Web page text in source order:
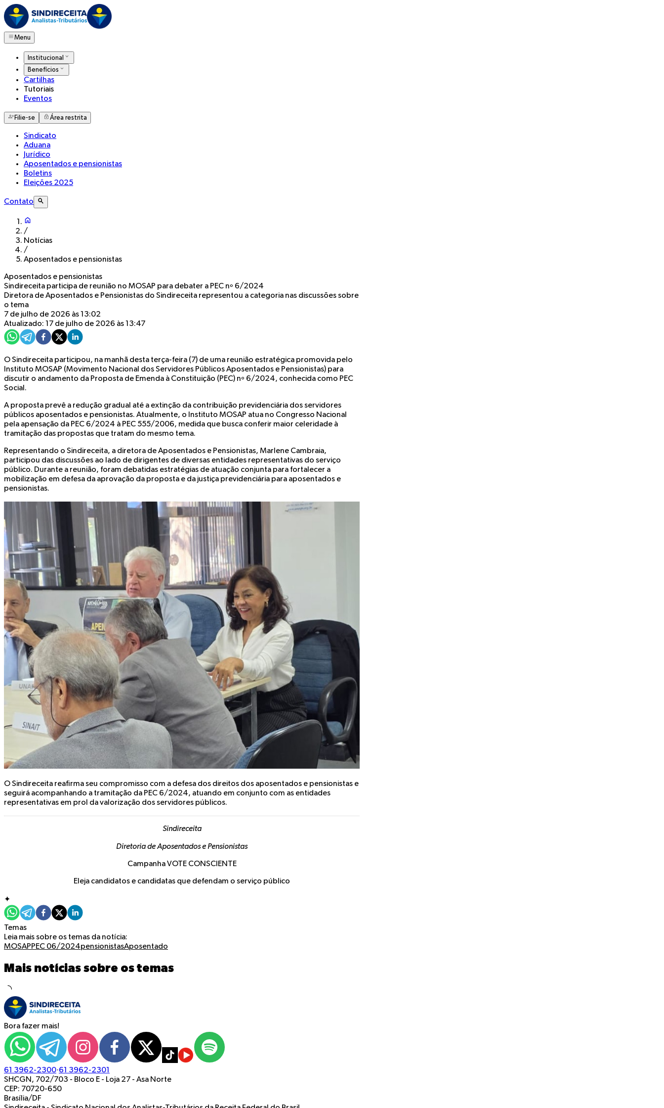
Menu
Institucional
Benefícios
Cartilhas
Tutoriais
Eventos
Filie-se Área restrita
Sindicato
Aduana
Jurídico
Aposentados e pensionistas
Boletins
Eleições 2025
Contato
/
Notícias
/
Aposentados e pensionistas
Aposentados e pensionistas
Sindireceita participa de reunião no MOSAP para debater a PEC nº 6/2024
Diretora de Aposentados e Pensionistas do Sindireceita representou a categoria nas discussões sobre
o tema
7 de julho de 2026 às 13:02
Atualizado: 17 de julho de 2026 às 13:47
O Sindireceita participou, na manhã desta terça-feira (7) de uma reunião estratégica promovida pelo
Instituto MOSAP (Movimento Nacional dos Servidores Públicos Aposentados e Pensionistas) para
discutir o andamento da Proposta de Emenda à Constituição (PEC) nº 6/2024, conhecida como PEC
Social.
A proposta prevê a redução gradual até a extinção da contribuição previdenciária dos servidores
públicos aposentados e pensionistas. Atualmente, o Instituto MOSAP atua no Congresso Nacional
pela apensação da PEC 6/2024 à PEC 555/2006, medida que busca conferir maior celeridade à
tramitação das propostas que tratam do mesmo tema.
Representando o Sindireceita, a diretora de Aposentados e Pensionistas, Marlene Cambraia,
participou das discussões ao lado de dirigentes de diversas entidades representativas do serviço
público. Durante a reunião, foram debatidas estratégias de atuação conjunta para fortalecer a
mobilização em defesa da aprovação da proposta e da justiça previdenciária para aposentados e
pensionistas.
O Sindireceita reafirma seu compromisso com a defesa dos direitos dos aposentados e pensionistas e
seguirá acompanhando a tramitação da PEC 6/2024, atuando em conjunto com as entidades
representativas em prol da valorização dos servidores públicos.
Sindireceita
Diretoria de Aposentados e Pensionistas
CampanhaVOTE CONSCIENTE
Eleja candidatos e candidatas que defendam o serviço público
✦
Temas
Leia mais sobre os temas da notícia:
MOSAPPEC 06/2024pensionistasAposentado
Mais notícias sobre os temas
Bora fazer mais!
61 3962-2300·61 3962-2301
SHCGN, 702/703 - Bloco E - Loja 27 - Asa Norte
CEP: 70720-650
Brasília/DF